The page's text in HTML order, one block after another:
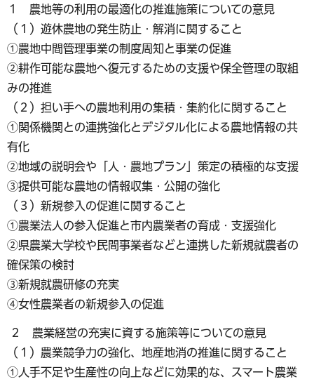
１ 農地等の利用の最適化の推進施策についての意見
（１）遊休農地の発生防止・解消に関すること
①農地中間管理事業の制度周知と事業の促進
②耕作可能な農地へ復元するための支援や保全管理の取組
みの推進
（２）担い手への農地利用の集積・集約化に関すること
①関係機関との連携強化とデジタル化による農地情報の共
有化
②地域の説明会や「人・農地プラン」策定の積極的な支援
③提供可能な農地の情報収集・公開の強化
（３）新規参入の促進に関すること
①農業法人の参入促進と市内農業者の育成・支援強化
②県農業大学校や民間事業者などと連携した新規就農者の
確保策の検討
③新規就農研修の充実
④女性農業者の新規参入の促進
２ 農業経営の充実に資する施策等についての意見
（１）農業競争力の強化、地産地消の推進に関すること
①人手不足や生産性の向上などに効果的な、スマート農業